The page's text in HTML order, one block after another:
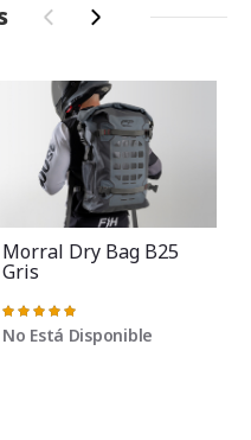
‹ ›
Morral Dry Bag B25
Gris
Valoración:
100%
No Está Disponible